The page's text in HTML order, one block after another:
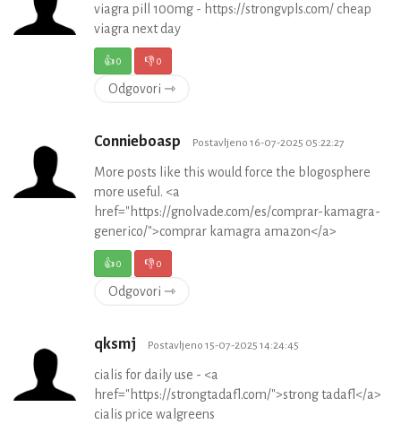
viagra pill 100mg - https://strongvpls.com/ cheap
viagra next day
👍0 👎0
Odgovori ⇾
Connieboasp Postavljeno 16-07-2025 05:22:27
More posts like this would force the blogosphere
more useful. <a
href="https://gnolvade.com/es/comprar-kamagra-
generico/">comprar kamagra amazon</a>
👍0 👎0
Odgovori ⇾
qksmj Postavljeno 15-07-2025 14:24:45
cialis for daily use - <a
href="https://strongtadafl.com/">strong tadafl</a>
cialis price walgreens